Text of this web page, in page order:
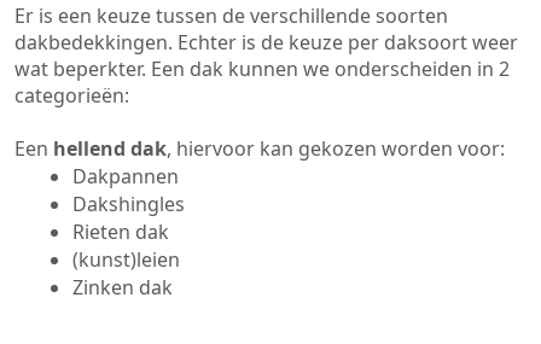
Er is een keuze tussen de verschillende soorten
dakbedekkingen. Echter is de keuze per daksoort weer
wat beperkter. Een dak kunnen we onderscheiden in 2
categorieën:
Een hellend dak, hiervoor kan gekozen worden voor:
Dakpannen
Dakshingles
Rieten dak
(kunst)leien
Zinken dak